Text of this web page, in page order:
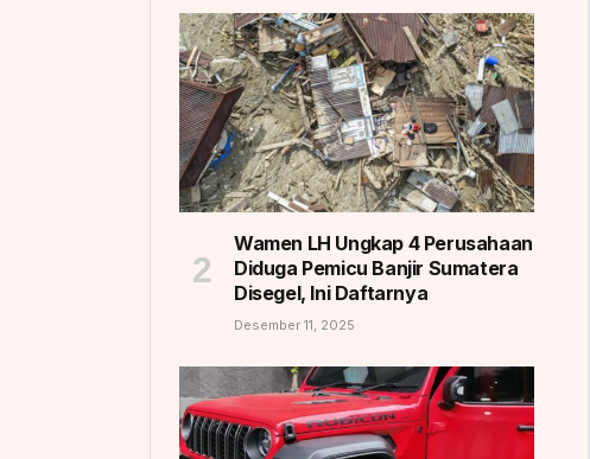
Wamen LH Ungkap 4 Perusahaan
Diduga Pemicu Banjir Sumatera
Disegel, Ini Daftarnya
Desember 11, 2025